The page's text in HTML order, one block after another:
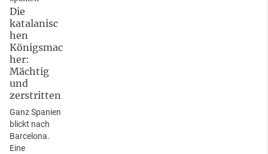
Die
katalanisc
hen
Königsmac
her:
Mächtig
und
zerstritten
Ganz Spanien
blickt nach
Barcelona.
Eine